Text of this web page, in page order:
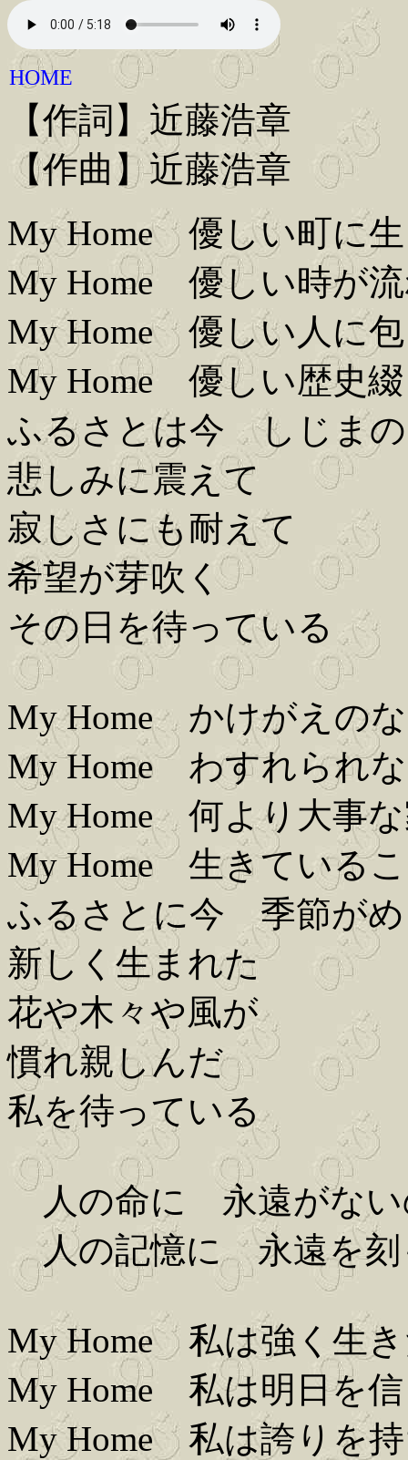
HOME
【作詞】近藤浩章
【作曲】近藤浩章
My Home 優しい町に
My Home 優しい時が
My Home 優しい人に
My Home 優しい歴史
ふるさとは今 しじま
悲しみに震えて
寂しさにも耐えて
希望が芽吹く
その日を待っている
My Home かけがえの
My Home わすれられ
My Home 何より大事
My Home 生きている
ふるさとに今 季節が
新しく生まれた
花や木々や風が
慣れ親しんだ
私を待っている
人の命に 永遠がない
人の記憶に 永遠を刻
My Home 私は強く生
My Home 私は明日を
My Home 私は誇りを